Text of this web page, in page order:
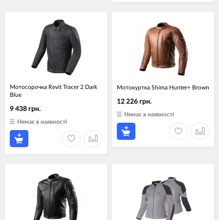
Мотосорочка Revit Tracer 2 Dark
Blue
9 438 грн.
Немає в наявності
Мотокуртка Shima Hunter+ Brown
12 226 грн.
Немає в наявності